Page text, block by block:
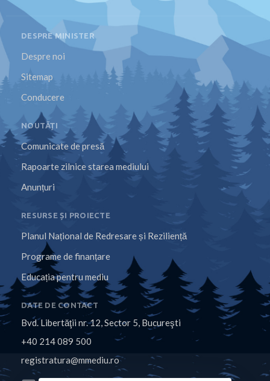
DESPRE MINISTER
Despre noi
Sitemap
Conducere
NOUTĂȚI
Comunicate de presă
Rapoarte zilnice starea mediului
Anunțuri
RESURSE ȘI PROIECTE
Planul Național de Redresare și Reziliență
Programe de finanțare
Educația pentru mediu
DATE DE CONTACT
Bvd. Libertăţii nr. 12, Sector 5, Bucureşti
+40 214 089 500
registratura@mmediu.ro